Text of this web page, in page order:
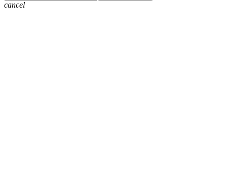
cancel